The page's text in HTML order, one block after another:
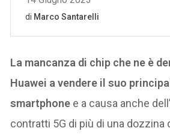
La mancanza di chip che ne è
Huawei a vendere il suo
smartphone e a causa anche
contratti 5G di più di una dozzina